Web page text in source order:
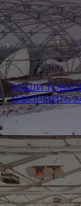
НАШИ
ОФОРМИТЬ